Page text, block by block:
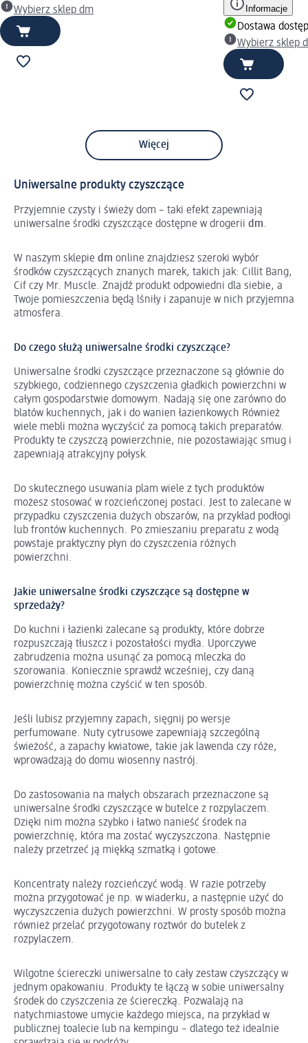
Wybierz sklep dm
Informacje
Dostawa
Wybierz sklep
Więcej
Uniwersalne produkty czyszczące
Przyjemnie czysty i świeży dom – taki efekt zapewniają
uniwersalne środki czyszczące dostępne w drogerii dm.
W naszym sklepie dm online znajdziesz szeroki wybór
środków czyszczących znanych marek, takich jak: Cillit Bang,
Cif czy Mr. Muscle. Znajdź produkt odpowiedni dla siebie, a
Twoje pomieszczenia będą lśniły i zapanuje w nich przyjemna
atmosfera.
Do czego służą uniwersalne środki czyszczące?
Uniwersalne środki czyszczące przeznaczone są głównie do
szybkiego, codziennego czyszczenia gładkich powierzchni w
całym gospodarstwie domowym. Nadają się one zarówno do
blatów kuchennych, jak i do wanien łazienkowych Również
wiele mebli można wyczyścić za pomocą takich preparatów.
Produkty te czyszczą powierzchnie, nie pozostawiając smug i
zapewniają atrakcyjny połysk.
Do skutecznego usuwania plam wiele z tych produktów
możesz stosować w rozcieńczonej postaci. Jest to zalecane w
przypadku czyszczenia dużych obszarów, na przykład podłogi
lub frontów kuchennych. Po zmieszaniu preparatu z wodą
powstaje praktyczny płyn do czyszczenia różnych
powierzchni.
Jakie uniwersalne środki czyszczące są dostępne w
sprzedaży?
Do kuchni i łazienki zalecane są produkty, które dobrze
rozpuszczają tłuszcz i pozostałości mydła. Uporczywe
zabrudzenia można usunąć za pomocą mleczka do
szorowania. Koniecznie sprawdź wcześniej, czy daną
powierzchnię można czyścić w ten sposób.
Jeśli lubisz przyjemny zapach, sięgnij po wersje
perfumowane. Nuty cytrusowe zapewniają szczególną
świeżość, a zapachy kwiatowe, takie jak lawenda czy róże,
wprowadzają do domu wiosenny nastrój.
Do zastosowania na małych obszarach przeznaczone są
uniwersalne środki czyszczące w butelce z rozpylaczem.
Dzięki nim można szybko i łatwo nanieść środek na
powierzchnię, która ma zostać wyczyszczona. Następnie
należy przetrzeć ją miękką szmatką i gotowe.
Koncentraty należy rozcieńczyć wodą. W razie potrzeby
można przygotować je np. w wiaderku, a następnie użyć do
wyczyszczenia dużych powierzchni. W prosty sposób można
również przelać przygotowany roztwór do butelek z
rozpylaczem.
Wilgotne ściereczki uniwersalne to cały zestaw czyszczący w
jednym opakowaniu. Produkty te łączą w sobie uniwersalny
środek do czyszczenia ze ściereczką. Pozwalają na
natychmiastowe umycie każdego miejsca, na przykład w
publicznej toalecie lub na kempingu – dlatego też idealnie